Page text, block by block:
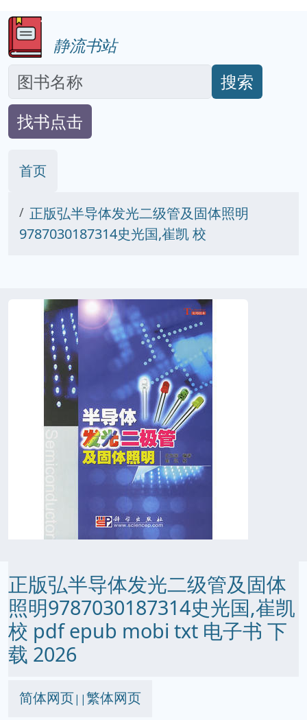
静流书站
搜索
找书点击
首页
正版弘半导体发光二级管及固体照明
9787030187314史光国,崔凯 校
正版弘半导体发光二级管及固体
照明9787030187314史光国,崔凯
校 pdf epub mobi txt 电子书 下
载 2026
简体网页||繁体网页